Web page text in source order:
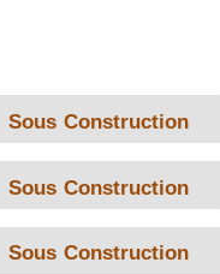
Sous Construction
Sous Construction
Sous Construction